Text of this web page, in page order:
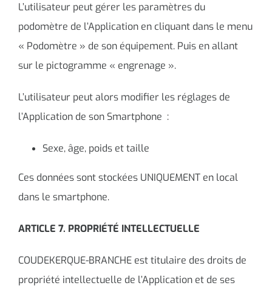
L’utilisateur peut gérer les paramètres du
podomètre de l’Application en cliquant dans le menu
« Podomètre » de son équipement. Puis en allant
sur le pictogramme « engrenage ».
L’utilisateur peut alors modifier les réglages de
l’Application de son Smartphone :
Sexe, âge, poids et taille
Ces données sont stockées UNIQUEMENT en local
dans le smartphone.
ARTICLE 7. PROPRIÉTÉ INTELLECTUELLE
COUDEKERQUE-BRANCHE est titulaire des droits de
propriété intellectuelle de l’Application et de ses